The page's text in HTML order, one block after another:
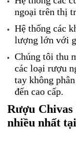
ngoại trên thị
Hệ thống các
lượng lớn với
Chúng tôi thu
các loại rượu
tay không
đến cao cấp.
Rượu
nhiều nhất